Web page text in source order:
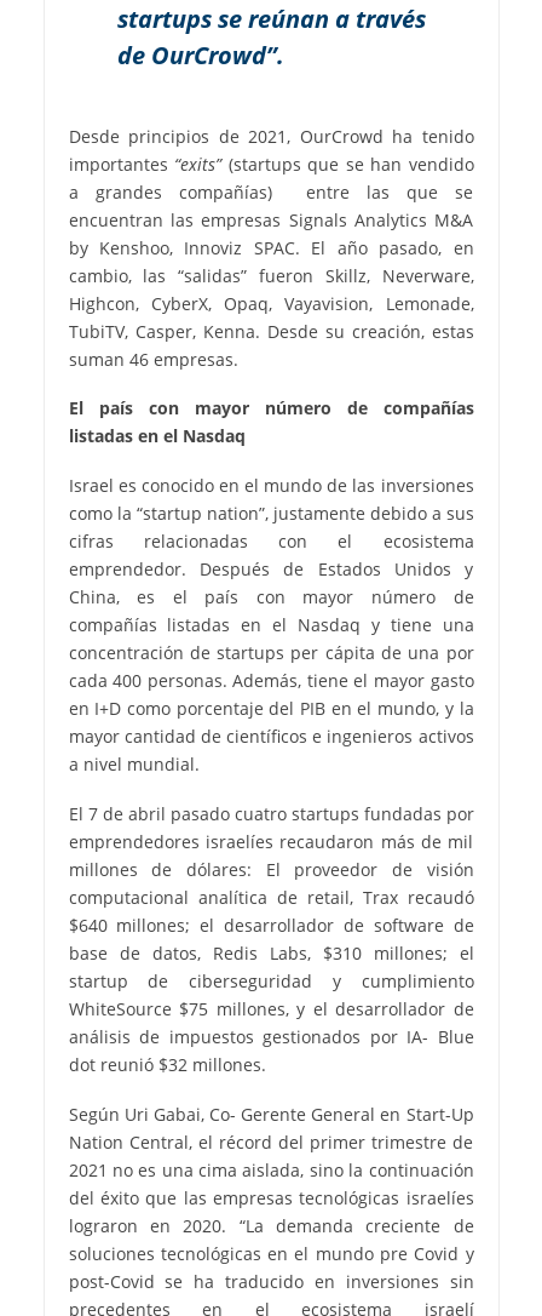
startups se reúnan a través
de OurCrowd”.
Desde principios de 2021, OurCrowd ha tenido
importantes “exits”(startups que se han vendido
a grandes compañías) entre las que se
encuentran las empresas Signals Analytics M&A
by Kenshoo, Innoviz SPAC. El año pasado, en
cambio, las “salidas” fueron Skillz, Neverware,
Highcon, CyberX, Opaq, Vayavision, Lemonade,
TubiTV, Casper, Kenna. Desde su creación, estas
suman 46 empresas.
El país con mayor número de compañías
listadas en el Nasdaq
Israel es conocido en el mundo de las inversiones
como la “startup nation”, justamente debido a sus
cifras relacionadas con el ecosistema
emprendedor. Después de Estados Unidos y
China, es el país con mayor número de
compañías listadas en el Nasdaq y tiene una
concentración de startups per cápita de una por
cada 400 personas. Además, tiene el mayor gasto
en I+D como porcentaje del PIB en el mundo, y la
mayor cantidad de científicos e ingenieros activos
a nivel mundial.
El 7 de abril pasado cuatro startups fundadas por
emprendedores israelíes recaudaron más de mil
millones de dólares: El proveedor de visión
computacional analítica de retail, Trax recaudó
$640 millones; el desarrollador de software de
base de datos, Redis Labs, $310 millones; el
startup de ciberseguridad y cumplimiento
WhiteSource $75 millones, y el desarrollador de
análisis de impuestos gestionados por IA- Blue
dot reunió $32 millones.
Según Uri Gabai, Co- Gerente General en Start-Up
Nation Central, el récord del primer trimestre de
2021 no es una cima aislada, sino la continuación
del éxito que las empresas tecnológicas israelíes
lograron en 2020. “La demanda creciente de
soluciones tecnológicas en el mundo pre Covid y
post-Covid se ha traducido en inversiones sin
precedentes en el ecosistema israelí